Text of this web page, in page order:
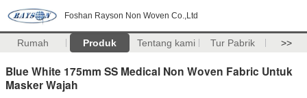
Foshan Rayson Non Woven Co.,Ltd
Rumah Produk Tentang kami Tur Pabrik >>
Blue White 175mm SS Medical Non Woven Fabric Untuk
Masker Wajah